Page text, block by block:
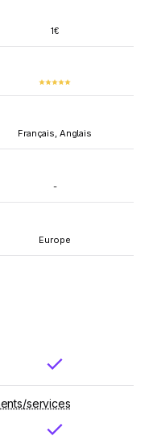
1€
Français, Anglais
-
Europe
services